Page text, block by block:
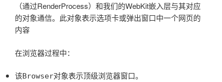
（通过RenderProcess）和我们的WebKit嵌入层与其对应
的对象通信。此对象表示选项卡或弹出窗口中一个网页的
内容
在浏览器过程中：
该Browser对象表示顶级浏览器窗口。